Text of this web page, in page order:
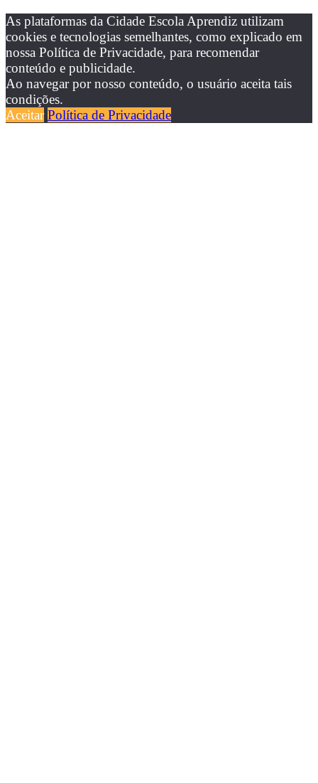
As plataformas da Cidade Escola Aprendiz utilizam
cookies e tecnologias semelhantes, como explicado em
nossa Política de Privacidade, para recomendar
conteúdo e publicidade.
Ao navegar por nosso conteúdo, o usuário aceita tais
condições.
Aceitar Política de Privacidade